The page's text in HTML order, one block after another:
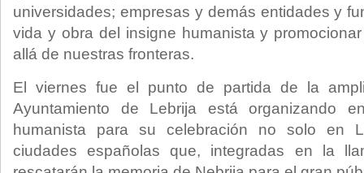
universidades; empresas y demás entidades y
vida y obra del insigne humanista y
allá de nuestras fronteras.
El viernes fue el punto de partida de la
Ayuntamiento de Lebrija está organizando
humanista para su celebración no solo en
ciudades españolas que, integradas en la